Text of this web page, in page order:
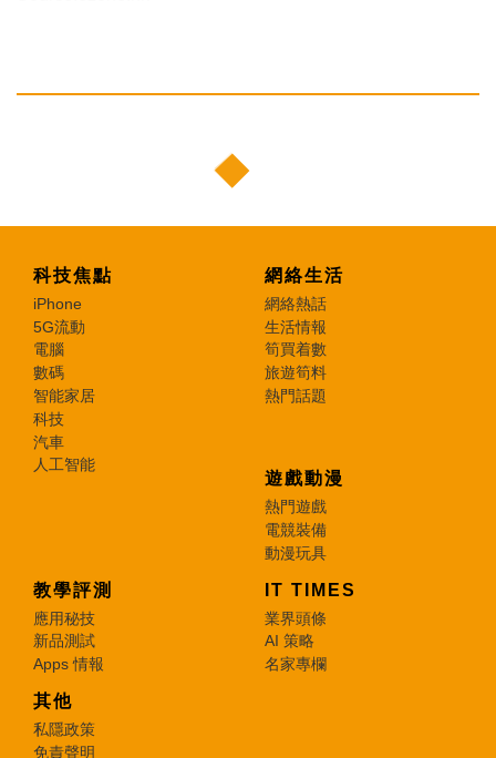
科技焦點
iPhone
5G流動
電腦
數碼
智能家居
科技
汽車
人工智能
網絡生活
網絡熱話
生活情報
筍買着數
旅遊筍料
熱門話題
遊戲動漫
熱門遊戲
電競裝備
動漫玩具
教學評測
應用秘技
新品測試
Apps 情報
IT TIMES
業界頭條
AI 策略
名家專欄
其他
私隱政策
免責聲明